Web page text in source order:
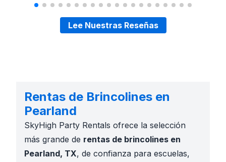
Lee Nuestras Reseñas
Rentas de Brincolines en
Pearland
SkyHigh Party Rentals ofrece la selección
más grande de rentas de brincolines en
Pearland, TX, de confianza para escuelas,